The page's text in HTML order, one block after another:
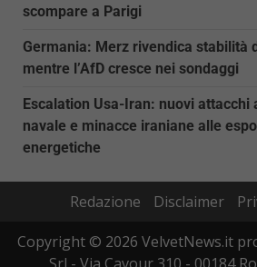
scompare a Parigi
Germania: Merz rivendica stabilità
mentre l’AfD cresce nei sondaggi
Escalation Usa-Iran: nuovi attacchi
navale e minacce iraniane alle
energetiche
Redazione Disclaimer
Copyright © 2026 VelvetNews.it